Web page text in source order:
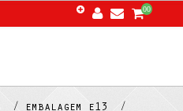
00
/
embalagem e13 /